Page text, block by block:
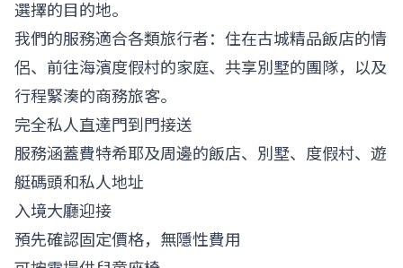
選擇的目的地。
我們的服務適合各類旅行者：住在古城精品飯店的情
侶、前往海濱度假村的家庭、共享別墅的團隊，以及
行程緊湊的商務旅客。
完全私人直達門到門接送
服務涵蓋費特希耶及周邊的飯店、別墅、度假村、遊
艇碼頭和私人地址
入境大廳迎接
預先確認固定價格，無隱性費用